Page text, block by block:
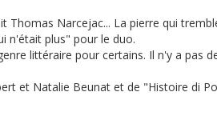
Narcejac... La pierre qui
n'était plus" pour le duo.
littéraire pour certains. Il n'y a pas
et Natalie Beunat et de "Histoire di